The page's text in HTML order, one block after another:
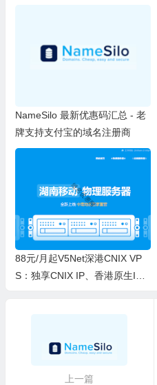
NameSilo 最新优惠码汇总 - 老
牌支持支付宝的域名注册商
88元/月起V5Net深港CNIX VP
S：独享CNIX IP、香港原生IP
上一篇